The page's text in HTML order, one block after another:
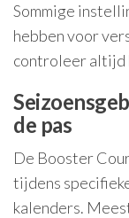
Sommige
hebben voor
controleer altijd
de pas
De Booster
tijdens
kalenders.